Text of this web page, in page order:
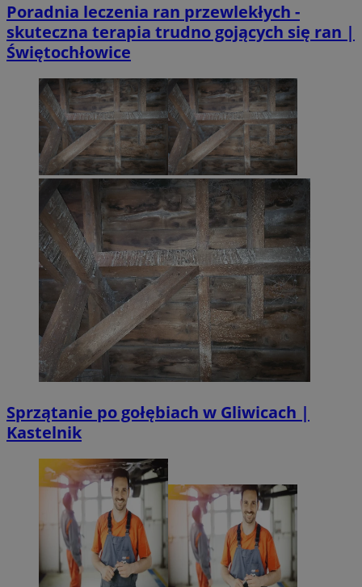
Poradnia leczenia ran przewlekłych -
skuteczna terapia trudno gojących się ran |
Świętochłowice
Sprzątanie po gołębiach w Gliwicach |
Kastelnik